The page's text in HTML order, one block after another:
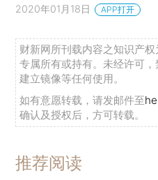
2020年01月18日 APP打开
财新网所刊载内容之知识产
专属所有或持有。未经许可
建立镜像等任何使用。
如有意愿转载，请发邮件至
确认及授权后，方可转载。
推荐阅读